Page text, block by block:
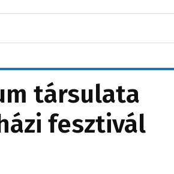
társulata
fesztivál